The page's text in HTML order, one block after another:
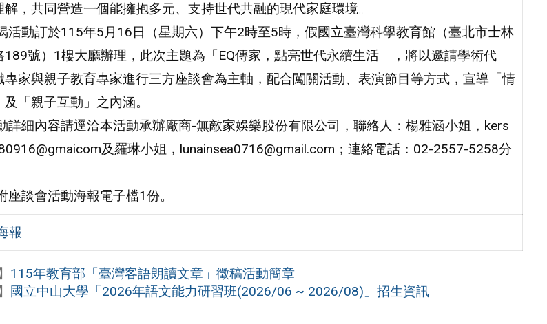
解，共同營造一個能擁抱多元、支持世代共融的現代家庭環境。
活動訂於115年5月16日（星期六）下午2時至5時，假國立臺灣科學教育館（臺北市士林
189號）1樓大廳辦理，此次主題為「EQ傳家，點亮世代永續生活」，將以邀請學術代
專家與親子教育專家進行三方座談會為主軸，配合闖關活動、表演節目等方式，宣導「情
「親子互動」之內涵。
詳細內容請逕洽本活動承辦廠商-無敵家娛樂股份有限公司，聯絡人：楊雅涵小姐，kers
及羅琳小姐，lunainsea0716@gmail.com；連絡電話：02-2557-5258分
座談會活動海報電子檔1份。
報
115年教育部「臺灣客語朗讀文章」徵稿活動簡章
國立中山大學「2026年語文能力研習班(2026/06 ~ 2026/08)」招生資訊